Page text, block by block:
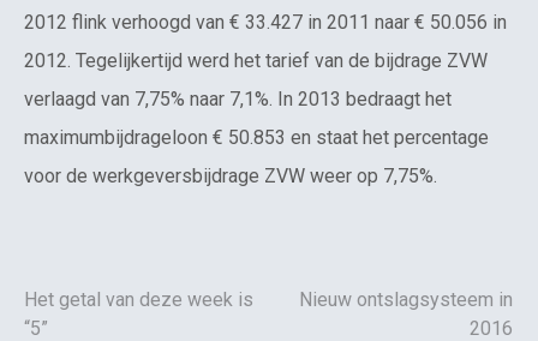
2012 flink verhoogd van € 33.427 in 2011 naar € 50.056 in
2012. Tegelijkertijd werd het tarief van de bijdrage ZVW
verlaagd van 7,75% naar 7,1%. In 2013 bedraagt het
maximumbijdrageloon € 50.853 en staat het percentage
voor de werkgeversbijdrage ZVW weer op 7,75%.
Het getal van deze week is
“5”
Nieuw ontslagsysteem in
2016